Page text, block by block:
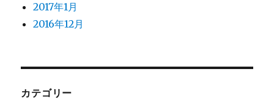
2017年1月
2016年12月
カテゴリー